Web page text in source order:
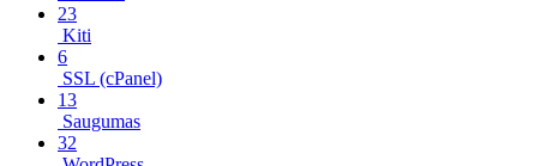
23
Kiti
6
SSL (cPanel)
13
Saugumas
32